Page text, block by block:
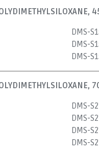
DMS-
DMS-
DMS-
DMS-
DMS-
DMS-
DMS-